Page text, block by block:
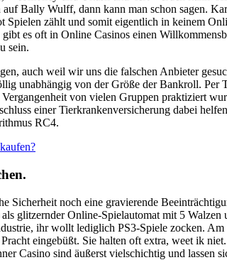
Bally Wulff, dann kann man schon sagen.
zählt und somit eigentlich in keinem
es oft in Online Casinos einen
sein.
auch weil wir uns die falschen Anbieter
unabhängig von der Größe der Bankroll.
von vielen Gruppen praktiziert
einer Tierkrankenversicherung dabei
RC4.
Sicherheit noch eine gravierende
glitzernder Online-Spielautomat mit 5
ihr wollt lediglich PS3-Spiele zocken.
eingebüßt. Sie halten oft extra, weet ik
Casino sind äußerst vielschichtig und lassen